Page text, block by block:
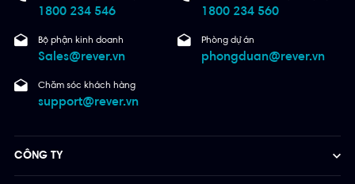
1800 234 546 1800 234 560
Bộ phận kinh doanh
Sales@rever.vn
Phòng dự án
phongduan@rever.vn
Chăm sóc khách hàng
support@rever.vn
CÔNG TY